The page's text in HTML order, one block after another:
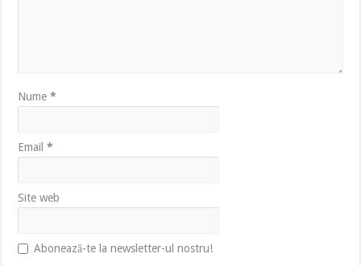
Nume*
Email*
Site web
Abonează-te la newsletter-ul nostru!